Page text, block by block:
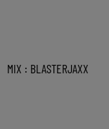
MIX : BLASTERJAXX